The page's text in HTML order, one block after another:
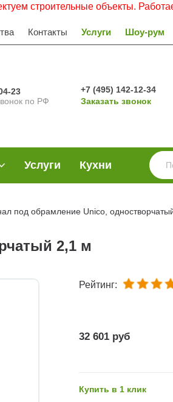
объекты. Работаем с
Контакты Услуги Шоу-рум
23
по РФ
+7 (495) 142-12-34
Заказать звонок
Услуги Кухни
под обрамление Unico,
2,1 м
Рейтинг:
32 601 руб
Купить в 1 клик